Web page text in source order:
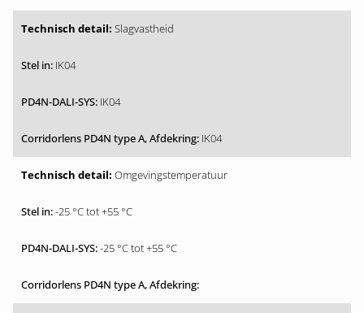
Slagvastheid
IK04
IK04
IK04
Omgevingstemperatuur
-25 °C tot +55 °C
-25 °C tot +55 °C